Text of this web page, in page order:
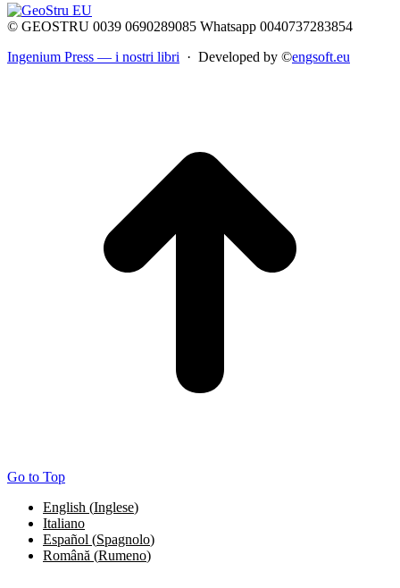
© GEOSTRU 0039 0690289085 Whatsapp 0040737283854
Ingenium Press — i nostri libri · Developed by ©engsoft.eu
Go to Top
English (Inglese)
Italiano
Español (Spagnolo)
Română (Rumeno)